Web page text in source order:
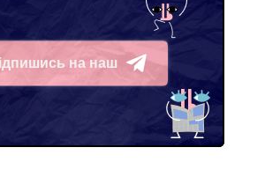
на наш